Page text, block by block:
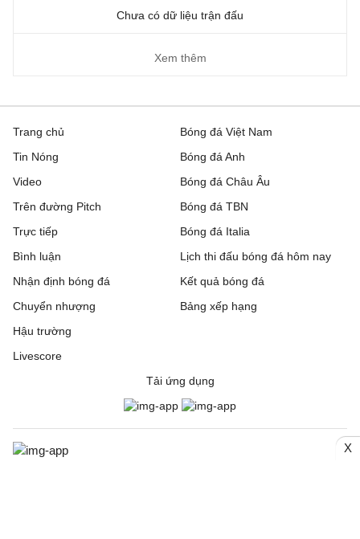
Chưa có dữ liệu trận đấu
Xem thêm
Trang chủ
Tin Nóng
Video
Trên đường Pitch
Trực tiếp
Bóng đá Việt Nam
Bóng đá Anh
Bóng đá Châu Âu
Bóng đá TBN
Bóng đá Italia
Bình luận
Nhận định bóng đá
Chuyển nhượng
Hậu trường
Livescore
Lịch thi đấu bóng đá hôm nay
Kết quả bóng đá
Bảng xếp hạng
Tải ứng dụng
X